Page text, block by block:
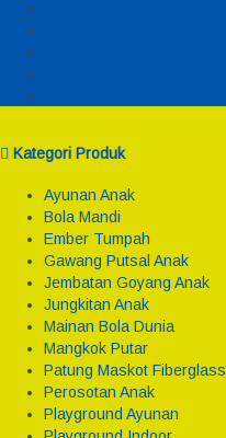
Kategori Produk
Ayunan Anak
Bola Mandi
Ember Tumpah
Gawang Putsal Anak
Jembatan Goyang Anak
Jungkitan Anak
Mainan Bola Dunia
Mangkok Putar
Patung Maskot Fiberglass
Perosotan Anak
Playground Ayunan